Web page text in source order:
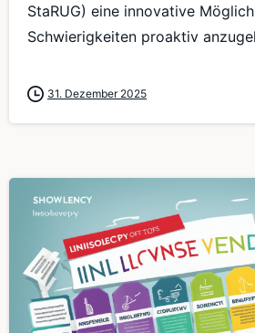
StaRUG) eine innovative
Schwierigkeiten proaktiv
31. Dezember 2025